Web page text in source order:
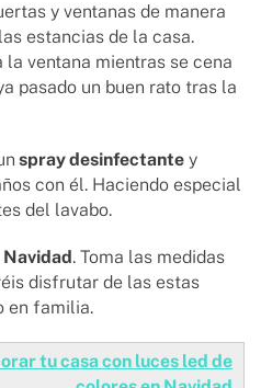
y ventanas de manera
estancias de la casa.
ventana mientras se cena
pasado un buen rato tras la
spray desinfectante y
con él. Haciendo especial
del lavabo.
Navidad. Toma las medidas
disfrutar de las estas
en familia.
tu casa con luces led de